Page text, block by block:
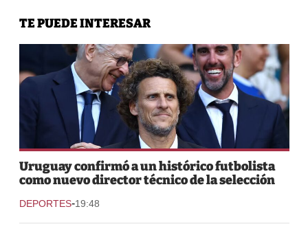
TE PUEDE INTERESAR
Uruguay confirmó a un histórico futbolista
como nuevo director técnico de la selección
DEPORTES-19:48